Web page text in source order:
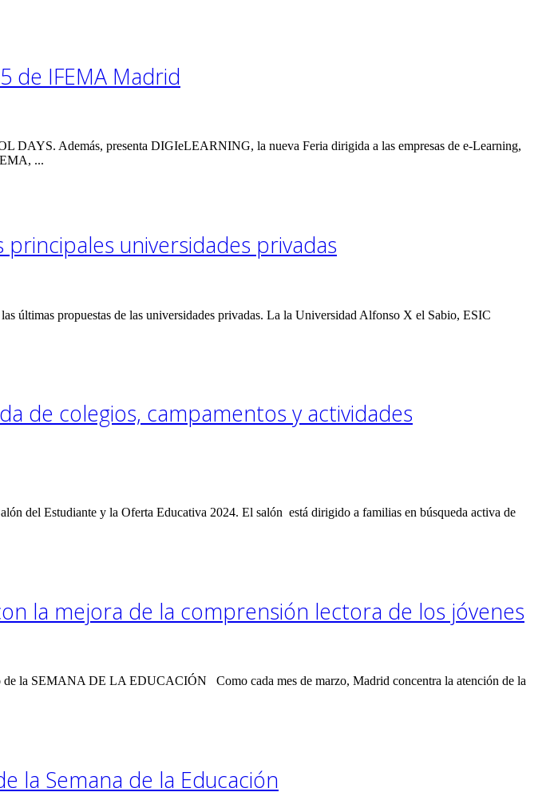
de IFEMA Madrid
Además, presenta DIGIeLEARNING, la nueva Feria dirigida a las empresas de e-Learning,
...
universidades privadas
últimas propuestas de las universidades privadas. La la Universidad Alfonso X el Sabio, ESIC
de colegios, campamentos y actividades
del Estudiante y la Oferta Educativa 2024. El salón está dirigido a familias en búsqueda activa de
la mejora de la comprensión lectora de los jóvenes
de la SEMANA DE LA EDUCACIÓN Como cada mes de marzo, Madrid concentra la atención de la
la Semana de la Educación